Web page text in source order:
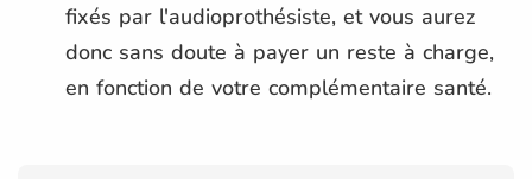
fixés par l'audioprothésiste, et vous aurez
donc sans doute à payer un reste à charge,
en fonction de votre complémentaire santé.